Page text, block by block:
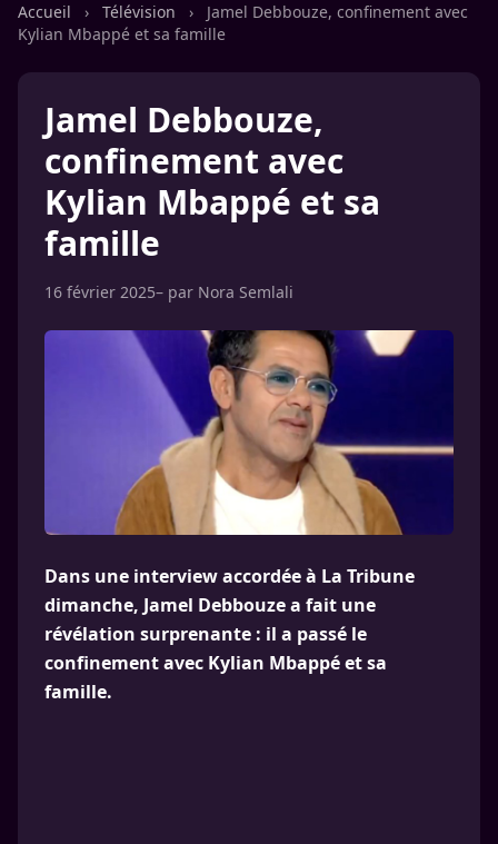
Accueil › Télévision ›
Jamel Debbouze, confinement avec
Kylian Mbappé et sa famille
Jamel Debbouze,
confinement avec
Kylian Mbappé et sa
famille
16 février 2025– par Nora Semlali
Dans une interview accordée à La Tribune
dimanche, Jamel Debbouze a fait une
révélation surprenante : il a passé le
confinement avec Kylian Mbappé et sa
famille.